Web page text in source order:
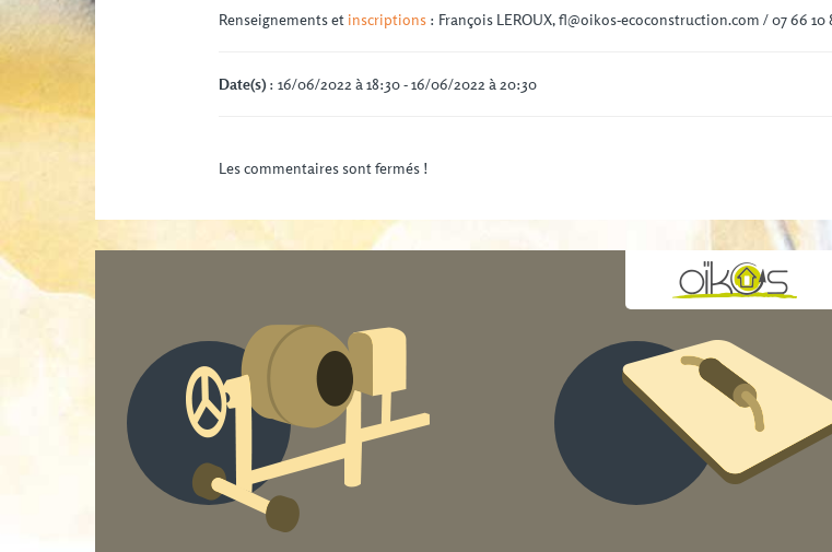
Renseignements et inscriptions: François LEROUX, fl@oikos-ecoconstruction.com / 07 66 10
Date(s): 16/06/2022 à 18:30 - 16/06/2022 à 20:30
Les commentaires sont fermés !